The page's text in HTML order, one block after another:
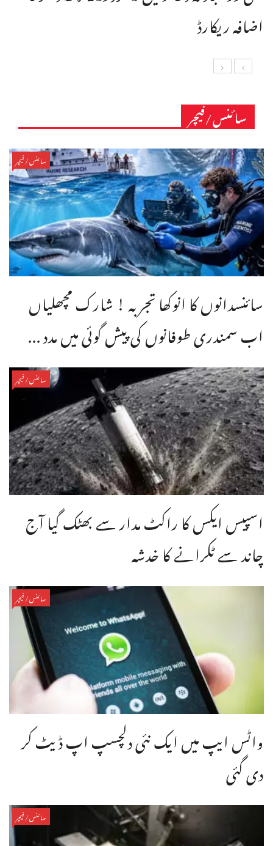
اضافہ ریکارڈ
سائنس/فیچر
سائنس/فیچر
سائنسدانوں کا انوکھا تجربہ ! شارک مچھلیاں
اب سمندری طوفانوں کی پیش گوئی میں مدد ...
سائنس/فیچر
اسپیس ایکس کا راکٹ مدار سے بھٹک گیا آج
چاند سے ٹکرانے کا خدشہ
سائنس/فیچر
واٹس ایپ میں ایک نئی دلچسپ اپ ڈیٹ کر
دی گئی
سائنس/فیچر